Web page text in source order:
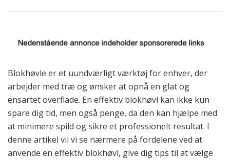
Blokhøvle er et uundværligt værktøj for enhver, der
arbejder med træ og ønsker at opnå en glat og
ensartet overflade. En effektiv blokhøvl kan ikke kun
spare dig tid, men også penge, da den kan hjælpe med
at minimere spild og sikre et professionelt resultat. I
denne artikel vil vi se nærmere på fordelene ved at
anvende en effektiv blokhøvl, give dig tips til at vælge